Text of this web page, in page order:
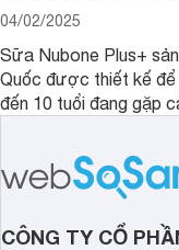
04/02/2025
Sữa Nubone Plus+
Quốc được thiết kế
đến 10 tuổi đang gặp
dinh dưỡng. Sản
hiệu Lotte đứng số 1
mức giá thành ổn phù
dùng Việt.
CÔNG TY CỔ